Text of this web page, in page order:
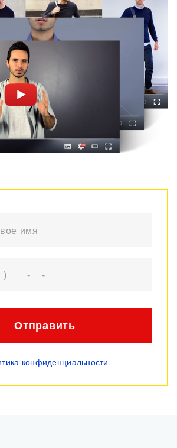
Отправить
конфиденциальности